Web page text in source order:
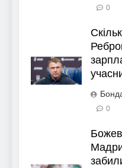
0
0